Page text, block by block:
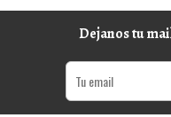
Dejanos tu